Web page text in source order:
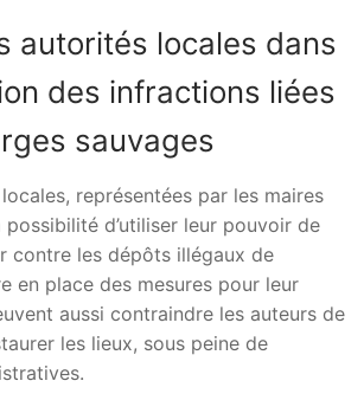
autorités locales dans
des infractions liées
sauvages
représentées par les maires
d’utiliser leur pouvoir de
contre les dépôts illégaux de
en place des mesures pour leur
aussi contraindre les auteurs de
les lieux, sous peine de